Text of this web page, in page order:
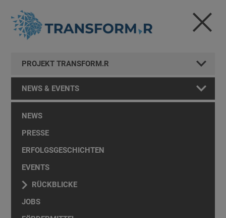
PROJEKT TRANSFORM.R
NEWS & EVENTS
NEWS
PRESSE
ERFOLGSGESCHICHTEN
EVENTS
RÜCKBLICKE
JOBS